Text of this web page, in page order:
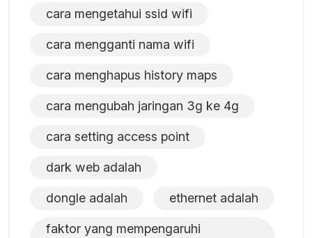
cara mengetahui ssid wifi
cara mengganti nama wifi
cara menghapus history maps
cara mengubah jaringan 3g ke 4g
cara setting access point
dark web adalah
dongle adalah ethernet adalah
faktor yang mempengaruhi